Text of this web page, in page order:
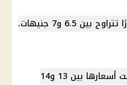
6.5 و7 جنيهات.
كتاكيت ساسو وساسو بيور: تراوحت أسعارها بين 13 و14